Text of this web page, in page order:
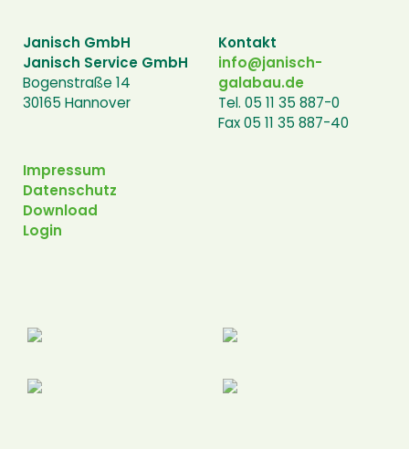
Janisch GmbH
Janisch Service GmbH
Bogenstraße 14
30165 Hannover
Kontakt
info@janisch-
galabau.de
Tel. 05 11 35 887-0
Fax 05 11 35 887-40
Impressum
Datenschutz
Download
Login